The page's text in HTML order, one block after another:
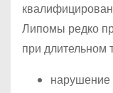
Липомы редко
при длительном
нарушение